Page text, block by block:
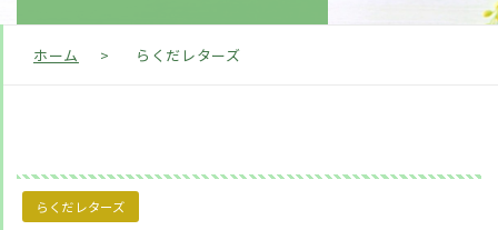
ホーム > らくだレターズ
らくだレターズ